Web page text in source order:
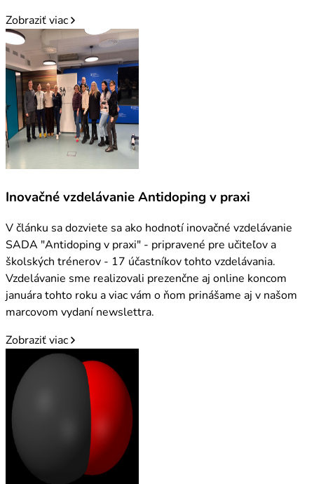
Zobraziť viac
Inovačné vzdelávanie Antidoping v praxi
V článku sa dozviete sa ako hodnotí inovačné vzdelávanie
SADA "Antidoping v praxi" - pripravené pre učiteľov a
školských trénerov - 17 účastníkov tohto vzdelávania.
Vzdelávanie sme realizovali prezenčne aj online koncom
januára tohto roku a viac vám o ňom prinášame aj v našom
marcovom vydaní newslettra.
Zobraziť viac